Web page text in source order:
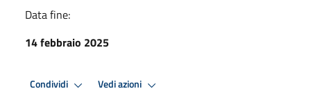
Data fine:
14 febbraio 2025
Condividi Vedi azioni